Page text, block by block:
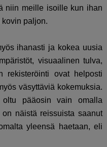
niin meille isoille kun ihan
paljon.
ihanasti ja kokea uusia
visuaalinen tulva,
rekisteröinti ovat helposti
väsyttäviä kokemuksia.
pääosin vain omalla
näistä reissuista saanut
yleensä haetaan, eli